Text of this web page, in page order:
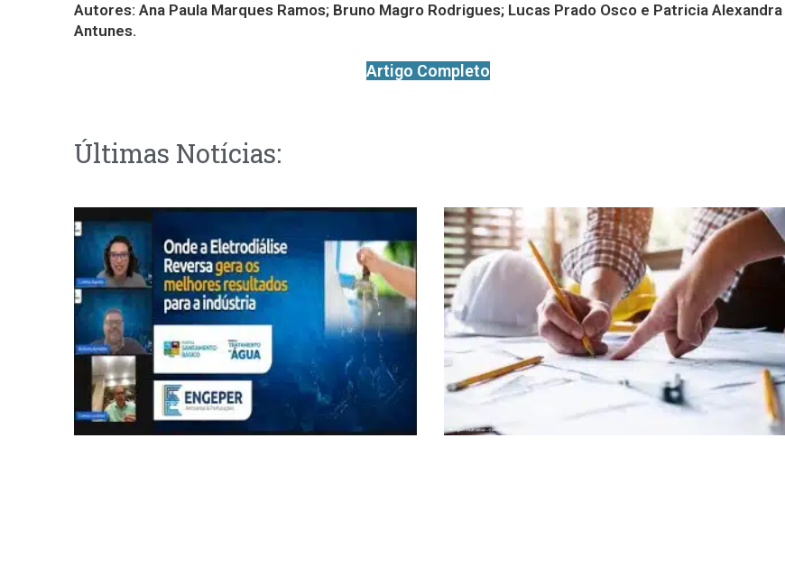
Autores: Ana Paula Marques Ramos; Bruno Magro Rodrigues; Lucas Prado Osco e Patricia Alexandra
Antunes.
Artigo Completo
Últimas Notícias: